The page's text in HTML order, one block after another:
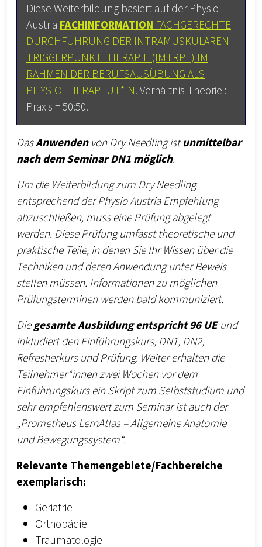
Diese Weiterbildung basiert auf der Physio
AustriaFACHINFORMATIONFACHGERECHTE
DURCHFÜHRUNG DER INTRAMUSKULÄREN
TRIGGERPUNKTTHERAPIE (IMTRPT) IM
RAHMEN DER BERUFSAUSÜBUNG ALS
PHYSIOTHERAPEUT*IN. Verhältnis Theorie :
Praxis = 50:50.
DasAnwendenvon Dry Needling istunmittelbar
nach dem Seminar DN1 möglich.
Um die Weiterbildung zum Dry Needling
entsprechend der Physio Austria Empfehlung
abzuschließen, muss eine Prüfung abgelegt
werden. Diese Prüfung umfasst theoretische und
praktische Teile, in denen Sie Ihr Wissen über die
Techniken und deren Anwendung unter Beweis
stellen müssen. Informationen zu möglichen
Prüfungsterminen werden bald kommuniziert.
Diegesamte Ausbildung entspricht 96 UEund
inkludiert den Einführungskurs, DN1, DN2,
Refresherkurs und Prüfung. Weiter erhalten die
Teilnehmer*innen zwei Wochen vor dem
Einführungskurs ein Skript zum Selbststudium und
sehr empfehlenswert zum Seminar ist auch der
„Prometheus LernAtlas – Allgemeine Anatomie
und Bewegungssystem“.
Relevante Themengebiete/Fachbereiche
exemplarisch:
Geriatrie
Orthopädie
Traumatologie